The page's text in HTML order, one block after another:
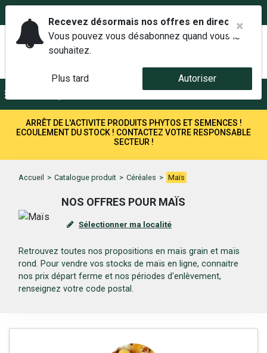
ARRÊT DE L'ACTIVITE PRODUITS PHYTOS ET SEMENCES !
ECOULEMENT DU STOCK ! CONTACTEZ VOTRE RESPONSABLE
SECTEUR !
Accueil > Catalogue produit > Céréales > Maïs
NOS OFFRES POUR MAÏS
Sélectionner ma localité
Retrouvez toutes nos propositions en maïs grain et maïs
rond. Pour vendre vos stocks de maïs en ligne, connaitre
nos prix départ ferme et nos périodes d'enlèvement,
renseignez votre code postal.
Recevez désormais nos offres en direct.
Vous pouvez vous désabonnez quand vous le
souhaitez.
Plus tard Autoriser